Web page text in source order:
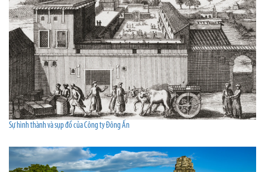
Sự hình thành và sụp đổ của Công ty Đông Ấn